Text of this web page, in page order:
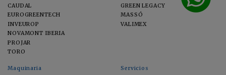
CAUDAL
EUROGREENTECH
INVEUROP
NOVAMONT IBERIA
PROJAR
TORO
GREEN LEGACY
MASSÓ
VALIMEX
Maquinaria
Servicios